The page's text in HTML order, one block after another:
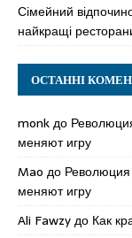
Сімейний
найкращі
ОСТАННІ
monkдо
меняют игру
Mao до Революция
меняют игру
Ali Fawzyдо Как